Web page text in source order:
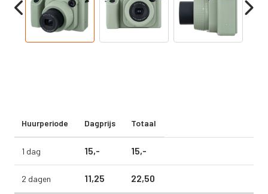
Huurperiode Dagprijs Totaal
1 dag 15,- 15,-
2 dagen 11,25 22,50